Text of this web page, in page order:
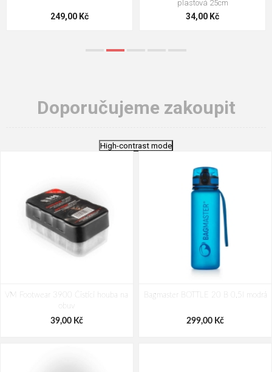
249,00 Kč
plastová 25cm
34,00 Kč
Doporučujeme zakoupit
High-contrast mode
VM Footwear 3900 Čistící houba na
obuv
39,00 Kč
Bagmaster BOTTLE 20 B 0,5l modrá
299,00 Kč